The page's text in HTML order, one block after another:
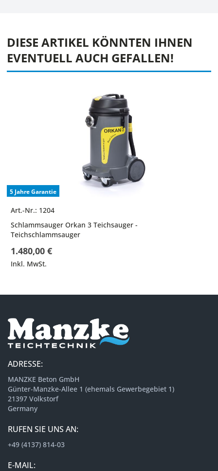
DIESE ARTIKEL KÖNNTEN IHNEN
EVENTUELL AUCH GEFALLEN!
5 Jahre Garantie
Art.-Nr.: 1204
Schlammsauger Orkan 3 Teichsauger -
Teichschlammsauger
1.480,00 €
Inkl. MwSt.
ADRESSE:
MANZKE Beton GmbH
Günter-Manzke-Allee 1 (ehemals Gewerbegebiet 1)
21397 Volkstorf
Germany
RUFEN SIE UNS AN:
+49 (4137) 814-03
E-MAIL: